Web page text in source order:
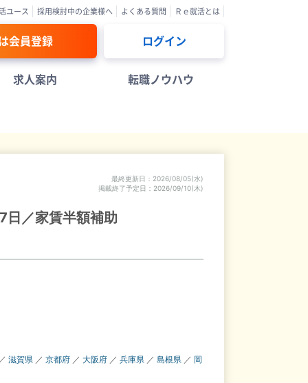
ユース 採用検討中の企業様へ よくある質問 Ｒｅ就活とは
会員登録 ログイン
求人案内 転職ノウハウ
最終更新日
2026/08/05(水)
掲載終了予定日
2026/09/10(木)
日／家賃半額補助
滋賀県 ／ 京都府 ／ 大阪府 ／ 兵庫県 ／ 島根県 ／ 岡